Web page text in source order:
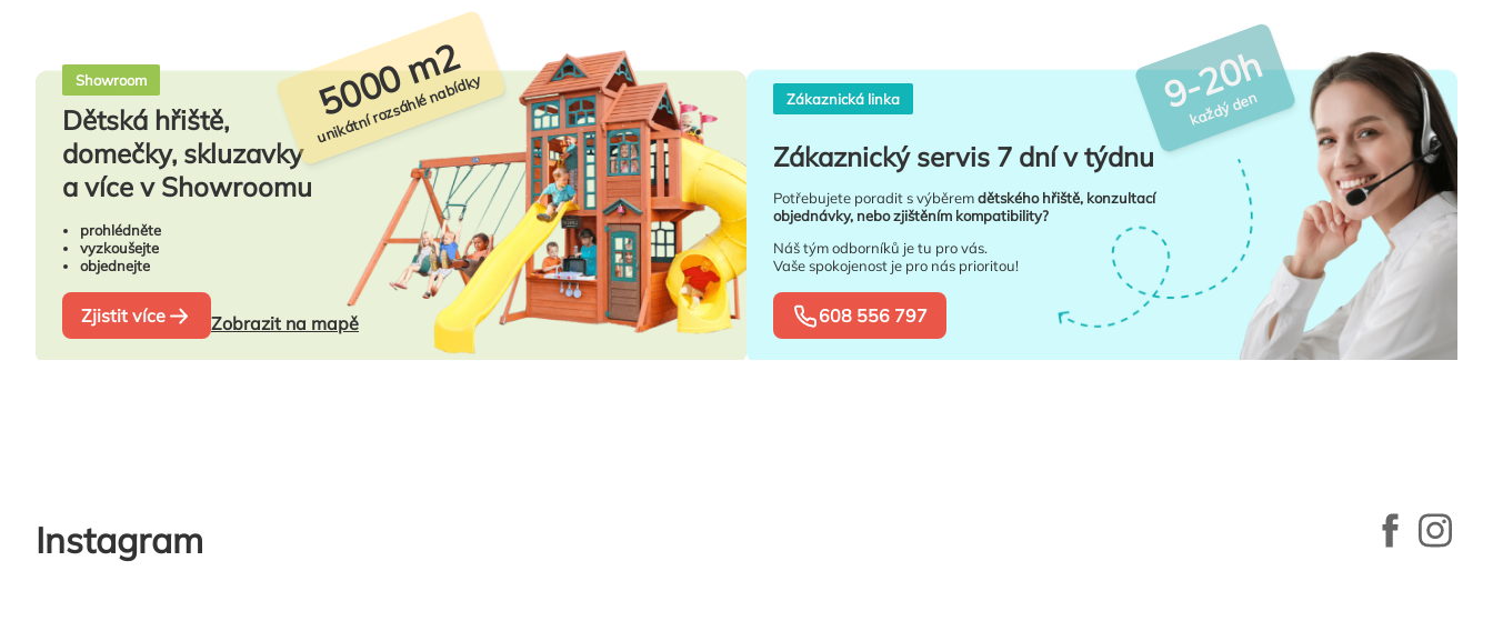
Showroom
Dětská hřiště,
domečky, skluzavky
a více v Showroomu
prohlédněte
vyzkoušejte
objednejte
Zjistit více Zobrazit na mapě
5000 m2
unikátní rozsáhlé nabídky Zákaznická linka
Zákaznický servis 7 dní v týdnu
Potřebujete poradit s výběremdětského hřiště, konzultací
objednávky, nebo zjištěním kompatibility?
Náš tým odborníků je tu pro vás.
Vaše spokojenost je pro nás prioritou!
608 556 797
9-20h
každý den
Instagram